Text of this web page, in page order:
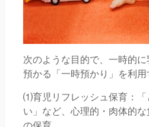
次のような目的で、一時的
預かる「一時預かり」を利用
⑴育児リフレッシュ保育：「
い」など、心理的・肉体的